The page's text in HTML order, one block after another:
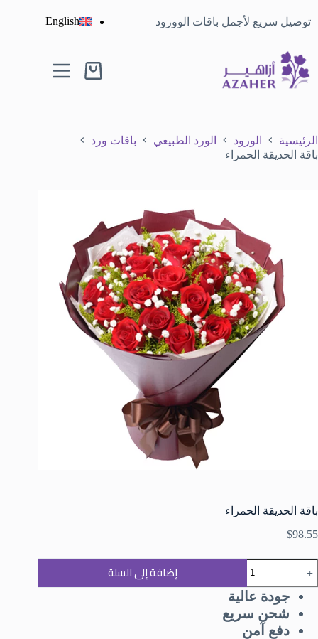
توصيل سريع لأجمل باقات الوورود English
الرئيسية الورود الورد الطبيعي
باقات ورد
باقة الحديقة الحمراء
باقة الحديقة الحمراء
$98.55
إضافة إلى السلة
جودة عالية
شحن سريع
دفع آمن